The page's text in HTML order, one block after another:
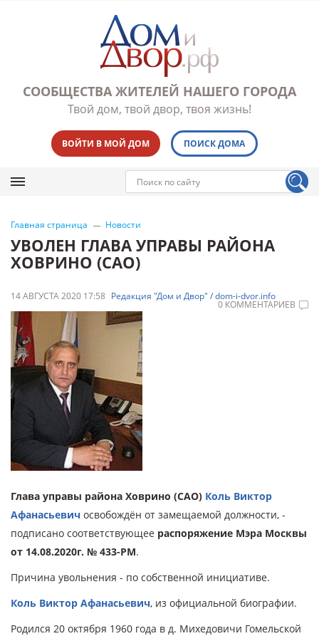
СООБЩЕСТВА ЖИТЕЛЕЙ НАШЕГО ГОРОДА
Твой дом, твой двор, твоя жизнь!
ВОЙТИ В МОЙ ДОМ ПОИСК ДОМА
Главная страница Новости
УВОЛЕН ГЛАВА УПРАВЫ РАЙОНА
ХОВРИНО (САО)
14 АВГУСТА 2020 17:58 Редакция "Дом и Двор" / dom-i-dvor.info
0 КОММЕНТАРИЕВ
Глава управы района Ховрино (САО) Коль Виктор
Афанасьевич освобождён от замещаемой должности, -
подписано соответствующее распоряжение Мэра Москвы
от 14.08.2020г. № 433-РМ.
Причина увольнения - по собственной инициативе.
Коль Виктор Афанасьевич, из официальной биографии.
Родился 20 октября 1960 года в д. Михедовичи Гомельской